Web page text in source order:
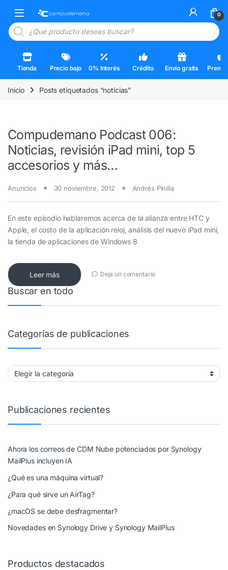
Open 0
Búsqueda de productos
Tienda Precio bajo 0% Interés Crédito Envío gratis
Inicio Posts etiquetados “noticias”
Compudemano Podcast 006:
Noticias, revisión iPad mini, top 5
accesorios y más…
Anuncios 30 noviembre, 2012 Andrés Pinilla
En este episodio hablaremos acerca de la alianza entre HTC y
Apple, el costo de la aplicación reloj, análisis del nuevo iPad mini,
la tienda de aplicaciones de Windows 8
Leer más Deja un comentario
Buscar en todo
Categorías de publicaciones
Categorías de publicaciones
Publicaciones recientes
Ahora los correos de CDM Nube potenciados por Synology
MailPlus incluyen IA
¿Qué es una máquina virtual?
¿Para qué sirve un AirTag?
¿macOS se debe desfragmentar?
Novedades en Synology Drive y Synology MailPlus
Productos destacados